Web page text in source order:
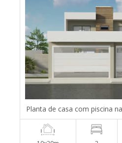
Planta de casa com piscina